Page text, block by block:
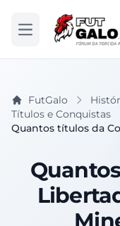
Abrir menu
FutGalo
Títulos e Conquistas
Quantos títulos da